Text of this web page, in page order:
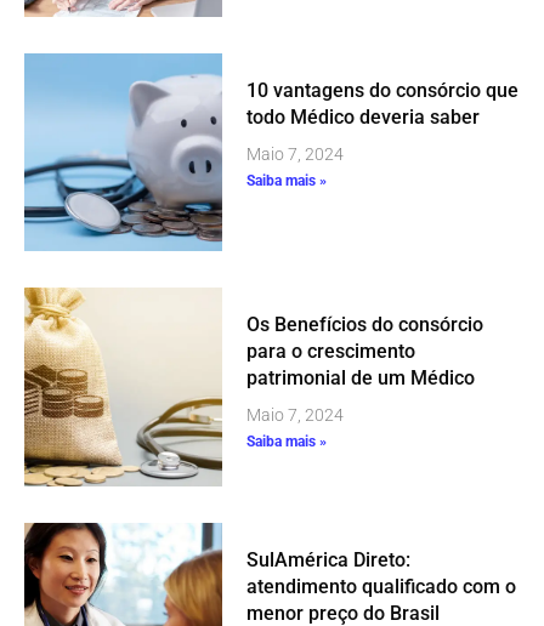
10 vantagens do consórcio que
todo Médico deveria saber
Maio 7, 2024
Saiba mais »
Os Benefícios do consórcio
para o crescimento
patrimonial de um Médico
Maio 7, 2024
Saiba mais »
SulAmérica Direto:
atendimento qualificado com o
menor preço do Brasil